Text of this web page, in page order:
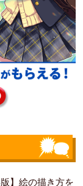
】絵の描き方を